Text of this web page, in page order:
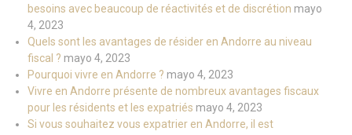
besoins avec beaucoup de réactivités et de discrétion mayo
4, 2023
Quels sont les avantages de résider en Andorre au niveau
fiscal ? mayo 4, 2023
Pourquoi vivre en Andorre ? mayo 4, 2023
Vivre en Andorre présente de nombreux avantages fiscaux
pour les résidents et les expatriés mayo 4, 2023
Si vous souhaitez vous expatrier en Andorre, il est